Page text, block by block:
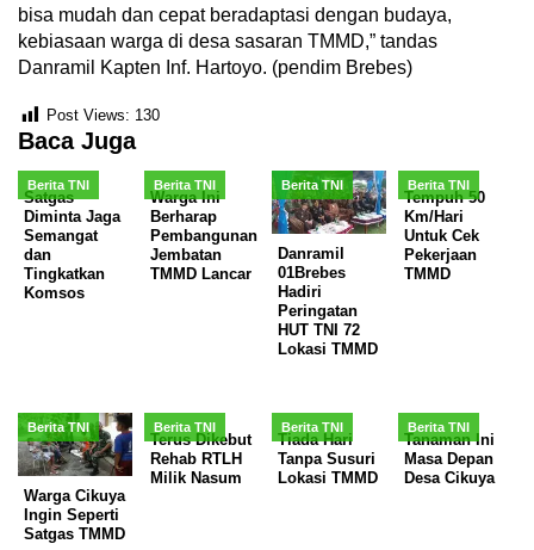
bisa mudah dan cepat beradaptasi dengan budaya,
kebiasaan warga di desa sasaran TMMD,” tandas
Danramil Kapten Inf. Hartoyo. (pendim Brebes)
Post Views: 130
Baca Juga
Berita TNI
Satgas
Diminta Jaga
Semangat
dan
Tingkatkan
Komsos
Berita TNI
Warga Ini
Berharap
Pembangunan
Jembatan
TMMD Lancar
Berita TNI
Danramil
01Brebes
Hadiri
Peringatan
HUT TNI 72
Lokasi TMMD
Berita TNI
Tempuh 50
Km/Hari
Untuk Cek
Pekerjaan
TMMD
Berita TNI
Warga Cikuya
Ingin Seperti
Satgas TMMD
Berita TNI
Terus Dikebut
Rehab RTLH
Milik Nasum
Berita TNI
Tiada Hari
Tanpa Susuri
Lokasi TMMD
Berita TNI
Tanaman Ini
Masa Depan
Desa Cikuya